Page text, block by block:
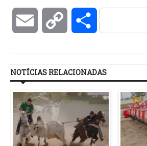
Email Copy Compartilhar
NOTÍCIAS RELACIONADAS